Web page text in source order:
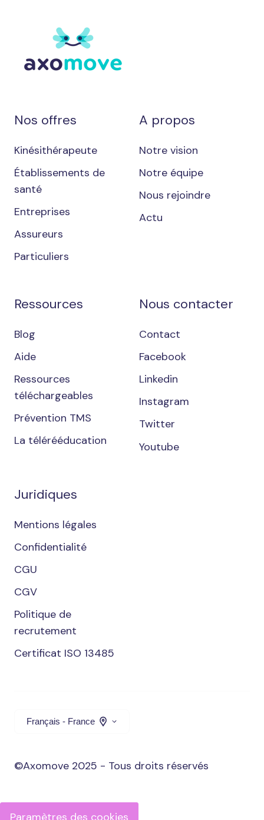
Nos offres
Kinésithérapeute
Établissements de
santé
Entreprises
Assureurs
Particuliers
A propos
Notre vision
Notre équipe
Nous rejoindre
Actu
Ressources
Blog
Aide
Ressources
téléchargeables
Prévention TMS
La télérééducation
Nous contacter
Contact
Facebook
Linkedin
Instagram
Twitter
Youtube
Juridiques
Mentions légales
Confidentialité
CGU
CGV
Politique de
recrutement
Certificat ISO 13485
Français - France
©Axomove 2025 - Tous droits réservés
Paramètres des cookies